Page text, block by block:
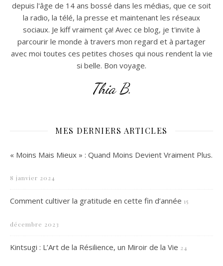
depuis l'âge de 14 ans bossé dans les médias, que ce soit
la radio, la télé, la presse et maintenant les réseaux
sociaux. Je kiff vraiment ça! Avec ce blog, je t'invite à
parcourir le monde à travers mon regard et à partager
avec moi toutes ces petites choses qui nous rendent la vie
si belle. Bon voyage.
Thia B.
MES DERNIERS ARTICLES
« Moins Mais Mieux » : Quand Moins Devient Vraiment Plus.
8 janvier 2024
Comment cultiver la gratitude en cette fin d’année 15
décembre 2023
Kintsugi : L’Art de la Résilience, un Miroir de la Vie 24